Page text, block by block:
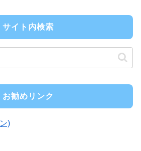
サイト内検索
お勧めリンク
)